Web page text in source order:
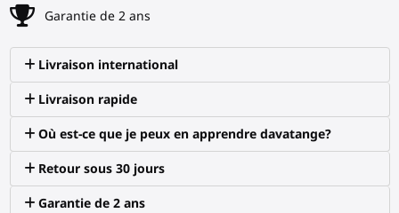
Garantie de 2 ans
Livraison international
Livraison rapide
Où est-ce que je peux en apprendre davatange?
Retour sous 30 jours
Garantie de 2 ans